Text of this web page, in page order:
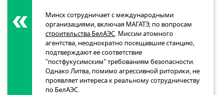
Минск сотрудничает с международными
организациями, включая МАГАТЭ, по вопросам
строительства БелАЭС. Миссии атомного
агентства, неоднократно посещавшие станцию,
подтверждают ее соответствие
"постфукусимским" требованиям безопасности.
Однако Литва, помимо агрессивной риторики, не
проявляет интереса к реальному сотрудничеству
по БелАЭС.